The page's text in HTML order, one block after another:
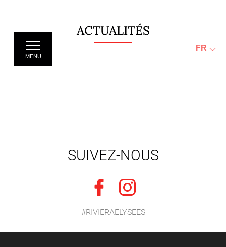
FR
MENU
ACTUALITÉS
SUIVEZ-NOUS
#RIVIERAELYSEES